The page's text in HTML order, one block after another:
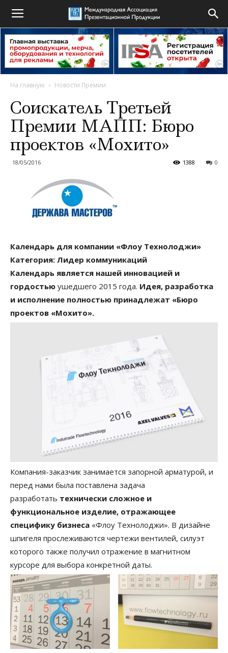
На главную Новости Премии
Соискатель Третьей
Премии МАПП: Бюро
проектов «Мохито»
18/05/2016 0
1388
Календарь для компании «Флоу Технолоджи»
Категория: Лидер коммуникаций
Календарь является нашей инновацией и
гордостью ушедшего 2015 года. Идея, разработка
и исполнение полностью принадлежат «Бюро
проектов «Мохито».
Компания-заказчик занимается запорной арматурой, и
перед нами была поставлена задача
разработать технически сложное и
функциональное изделие, отражающее
специфику бизнеса «Флоу Технолоджи». В дизайне
шпигеля прослеживаются чертежи вентилей, силуэт
которого также получил отражение в магнитном
курсоре для выбора конкретной даты.